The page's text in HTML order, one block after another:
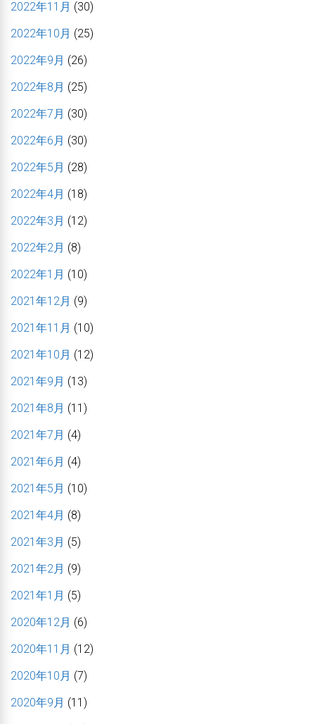
2022年11月 (30)
2022年10月 (25)
2022年9月 (26)
2022年8月 (25)
2022年7月 (30)
2022年6月 (30)
2022年5月 (28)
2022年4月 (18)
2022年3月 (12)
2022年2月 (8)
2022年1月 (10)
2021年12月 (9)
2021年11月 (10)
2021年10月 (12)
2021年9月 (13)
2021年8月 (11)
2021年7月 (4)
2021年6月 (4)
2021年5月 (10)
2021年4月 (8)
2021年3月 (5)
2021年2月 (9)
2021年1月 (5)
2020年12月 (6)
2020年11月 (12)
2020年10月 (7)
2020年9月 (11)